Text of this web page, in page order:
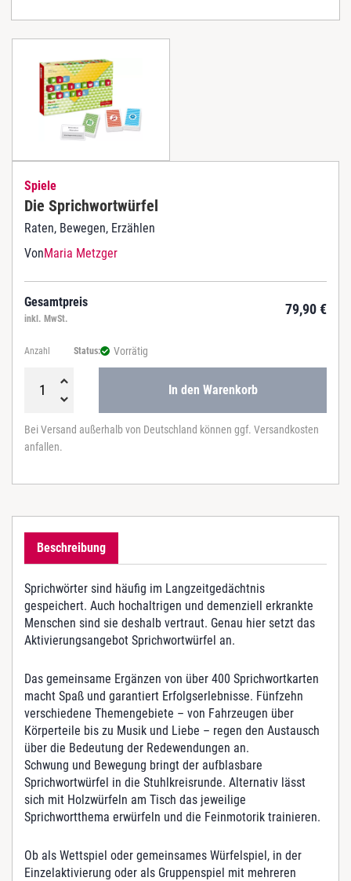
Spiele
Die Sprichwortwürfel
Raten, Bewegen, Erzählen
VonMaria Metzger
Gesamtpreis 79,90€
inkl. MwSt.
Anzahl Status: Vorrätig
e
S
r
c
h
o
r
t
w
ü
f
e
l
M
e
n
g
e
In den Warenkorb
Bei Versand außerhalb von Deutschland können ggf. Versandkosten
anfallen.
Beschreibung
Sprichwörter sind häufig im Langzeitgedächtnis
gespeichert. Auch hochaltrigen und demenziell erkrankte
Menschen sind sie deshalb vertraut. Genau hier setzt das
Aktivierungsangebot Sprichwortwürfel an.
Das gemeinsame Ergänzen von über 400 Sprichwortkarten
macht Spaß und garantiert Erfolgserlebnisse. Fünfzehn
verschiedene Themengebiete – von Fahrzeugen über
Körperteile bis zu Musik und Liebe – regen den Austausch
über die Bedeutung der Redewendungen an.
Schwung und Bewegung bringt der aufblasbare
Sprichwortwürfel in die Stuhlkreisrunde. Alternativ lässt
sich mit Holzwürfeln am Tisch das jeweilige
Sprichwortthema erwürfeln und die Feinmotorik trainieren.
Ob als Wettspiel oder gemeinsames Würfelspiel, in der
Einzelaktivierung oder als Gruppenspiel mit mehreren